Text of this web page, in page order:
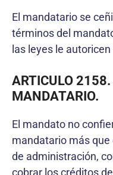
El mandatario se
términos del
las leyes le
ARTICULO 2158.
MANDATARIO.
El mandato no
mandatario más
de administración,
cobrar los créditos